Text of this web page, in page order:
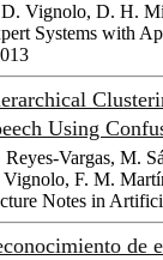
Vignolo, D. H.
Systems with
Using
Reyes-Vargas, M.
F. M.
Notes in
de